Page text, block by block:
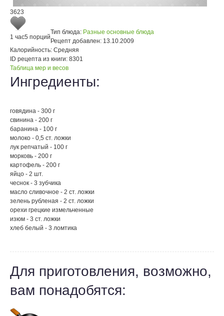
3623
1 час5 порций
Тип блюда: Разные основные блюда
Рецепт добавлен: 13.10.2009
Калорийность: Средняя
ID рецепта из книги: 8301
Таблица мер и весов
Ингредиенты:
говядина - 300 г
свинина - 200 г
баранина - 100 г
молоко - 0,5 ст. ложки
лук репчатый - 100 г
морковь - 200 г
картофель - 200 г
яйцо - 2 шт.
чеснок - 3 зубчика
масло сливочное - 2 ст. ложки
зелень рубленая - 2 ст. ложки
орехи грецкие измельченные
изюм - 3 ст. ложки
хлеб белый - 3 ломтика
Для приготовления, возможно,
вам понадобятся: